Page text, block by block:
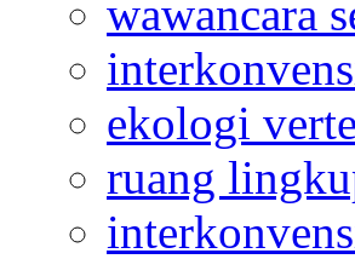
wawancara
ekologi
ruang